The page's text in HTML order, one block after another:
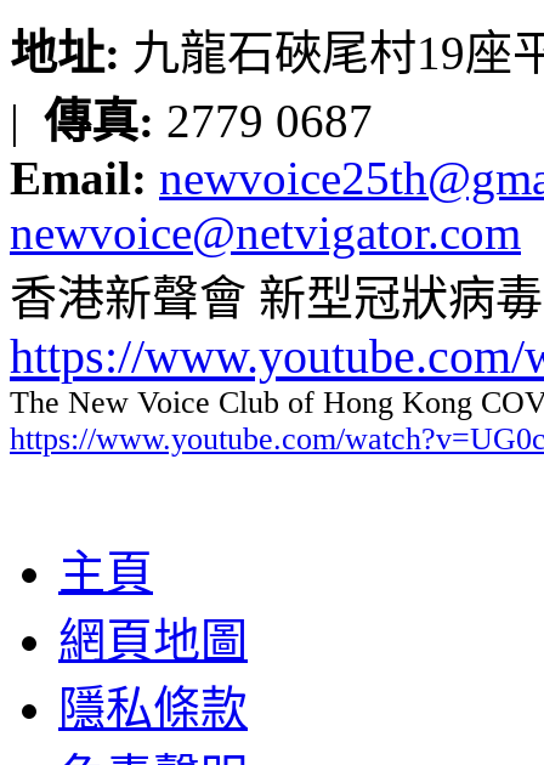
地址: 九龍石硤尾村19座
| 傳真: 2779 0687
Email:
newvoice@netvigator.com
香港新聲會 新型冠狀病
https://
The New Voice Club of Hong Kong
https://www.youtube.com/
主頁
網頁地圖
隱私條款